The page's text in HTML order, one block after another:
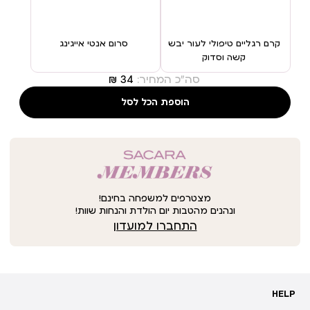
קרם רגליים טיפולי לעור יבש
קשה וסדוק
סרום אנטי אייגינג
סה"כ המחיר:
הוספת הכל לסל
מצטרפים למשפחה בחינם!
ונהנים מהטבות יום הולדת והנחות שוות!
התחברו למועדון
HELP
HELP